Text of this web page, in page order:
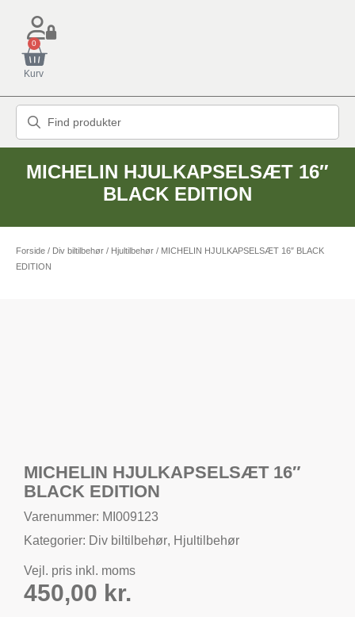
0
Kurv
MICHELIN HJULKAPSELSÆT 16″
BLACK EDITION
Forside / Div biltilbehør / Hjultilbehør / MICHELIN HJULKAPSELSÆT 16″ BLACK
EDITION
MICHELIN HJULKAPSELSÆT 16″
BLACK EDITION
Varenummer: MI009123
Kategorier: Div biltilbehør, Hjultilbehør
Vejl. pris inkl. moms
450,00 kr.